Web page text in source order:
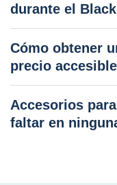
durante el
Cómo obtener
precio accesible
Accesorios
faltar en